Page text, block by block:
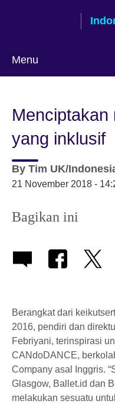
Menu
Menciptakan
yang inklusif
By Tim UK/
21 November 2018 -
Bagikan ini
Berangkat dari
2016, pendiri dan
Febriyani, terinspirasi
CANdoDANCE,
Company asal Inggris.
Glasgow, Ballet.id dan
melakukan sesuatu